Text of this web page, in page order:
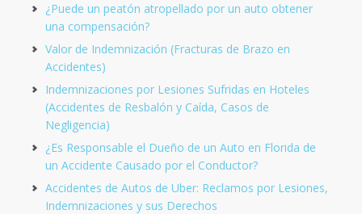
¿Puede un peatón atropellado por un auto obtener
una compensación?
Valor de Indemnización (Fracturas de Brazo en
Accidentes)
Indemnizaciones por Lesiones Sufridas en Hoteles
(Accidentes de Resbalón y Caída, Casos de
Negligencia)
¿Es Responsable el Dueño de un Auto en Florida de
un Accidente Causado por el Conductor?
Accidentes de Autos de Uber: Reclamos por Lesiones,
Indemnizaciones y sus Derechos